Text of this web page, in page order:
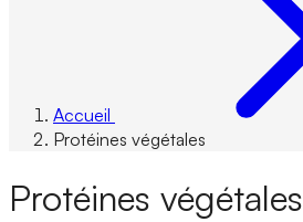
Accueil
Protéines végétales
Protéines végétales